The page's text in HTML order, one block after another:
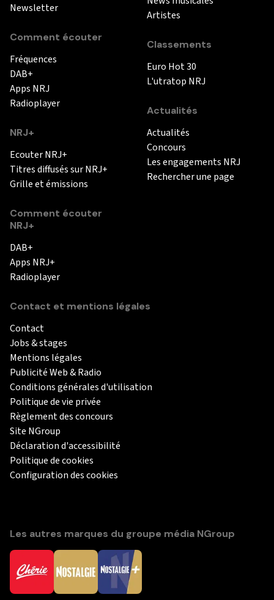
Newsletter
Comment écouter
Fréquences
DAB+
Apps NRJ
Radioplayer
NRJ+
Ecouter NRJ+
Titres diffusés sur NRJ+
Grille et émissions
Comment écouter
NRJ+
DAB+
Apps NRJ+
Radioplayer
Artistes
Classements
Euro Hot 30
L'utratop NRJ
Actualités
Actualités
Concours
Les engagements NRJ
Rechercher une page
Contact et mentions légales
Contact
Jobs & stages
Mentions légales
Publicité Web & Radio
Conditions générales d'utilisation
Politique de vie privée
Règlement des concours
Site NGroup
Déclaration d'accessibilité
Politique de cookies
Configuration des cookies
Les autres marques du groupe média NGroup